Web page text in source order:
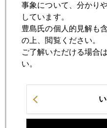
2025年08月18日
連日、日米株高、金には大
2025年08月18日
2025年08月18日
株と金、真夏のマネー騒乱
事象について、分かり
しています。
豊島氏の個人的見解も
の上、閲覧ください。
ご了解いただける場合
い。